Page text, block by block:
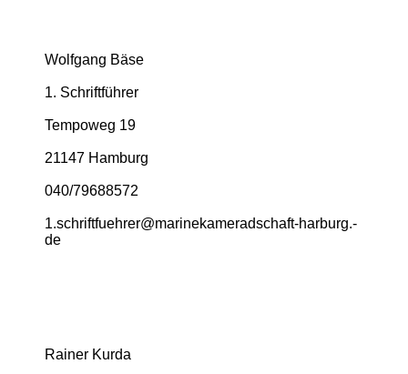
Wolfgang Bäse
1. Schriftführer
Tempoweg 19
21147 Hamburg
040/79688572
1.­schriftfuehrer@­marinekameradschaft-­harburg.­
de
Rainer Kurda